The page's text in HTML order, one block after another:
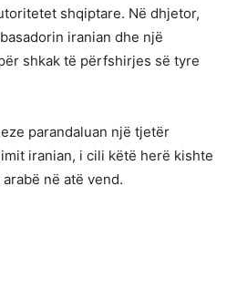
shqiptare. Në dhjetor,
iranian dhe një
shkak të përfshirjes së tyre
parandaluan një tjetër
iranian, i cili këtë herë kishte
në atë vend.